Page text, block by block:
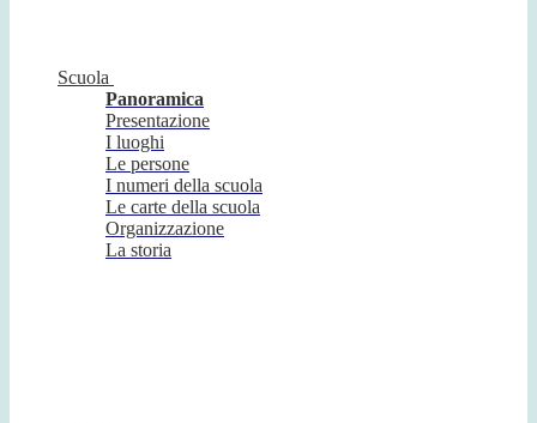
Scuola
Panoramica
Presentazione
I luoghi
Le persone
I numeri della scuola
Le carte della scuola
Organizzazione
La storia